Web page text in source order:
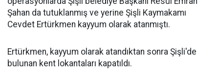
Şahan da tutuklanmış ve yerine Şişli Kaymakamı
Cevdet Ertürkmen kayyum olarak atanmıştı.
Ertürkmen, kayyum olarak atandıktan sonra Şişli'de
bulunan kent lokantaları kapatıldı.